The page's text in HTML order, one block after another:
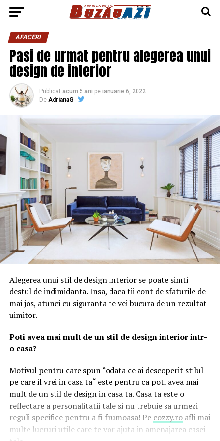
AFACERI
Pasi de urmat pentru alegerea unui
design de interior
Publicat acum 5 ani pe ianuarie 6, 2022
De AdrianaG
Alegerea unui stil de design interior se poate simti
destul de indimidanta. Insa, daca tii cont de sfaturile de
mai jos, atunci cu siguranta te vei bucura de un rezultat
uimitor.
Poti avea mai mult de un stil de design interior intr-
o casa?
Motivul pentru care spun “odata ce ai descoperit stilul
pe care il vrei in casa ta“ este pentru ca poti avea mai
mult de un stil de design in casa ta. Casa ta este o
reflectare a personalitatii tale si nu trebuie sa urmezi
reguli specifice pentru a fi frumoasa! Pe cozzy.roafli mai
multe lucruri utile care te vor ajuta in amenajarea casei